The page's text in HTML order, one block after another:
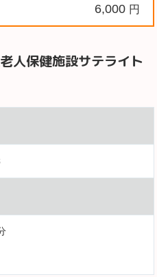
6,000 円
老人保健施設サテライト